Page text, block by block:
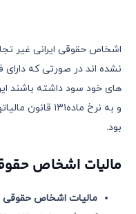
اشخاص حقوقی ایرانی غیر
نشده اند در صورتی که دارای
های خود سود داشته باشند
و به نرخ
بود.
مالیات اشخاص
مالیات اشخاص حقوقی